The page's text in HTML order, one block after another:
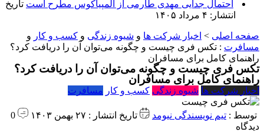
احتمال جدایی مهدی طارمی از المپیاکوس مطرح است تاریخ
انتشار: ۴ مرداد ۱۴۰۵
صفحه اصلی > اخبار شرکت ها و شیوه زندگی و کسب و کار و
مسافرت : تکس فری چیست و چگونه می‌توان آن را دریافت کرد؟
راهنمای کامل برای مسافران
تکس فری چیست و چگونه می‌توان آن را دریافت کرد؟
راهنمای کامل برای مسافران
اخبار شرکت ها شیوه زندگی کسب و کار مسافرت
توسط : تیم نویسندگی نیومد تاریخ انتشار : ۲۷ بهمن ۱۴۰۳
0
دیدگاه